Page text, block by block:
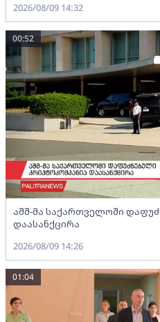
2026/08/09 14:32
აშშ-მა საქართველოში
დაასანქცირა
00:52
2026/08/09 14:26
01:04